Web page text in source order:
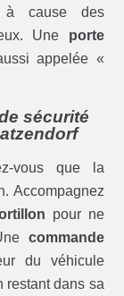
à cause des
Une porte
appelée «
sécurité
vous que la
Accompagnez
pour ne
commande
du véhicule
restant dans sa